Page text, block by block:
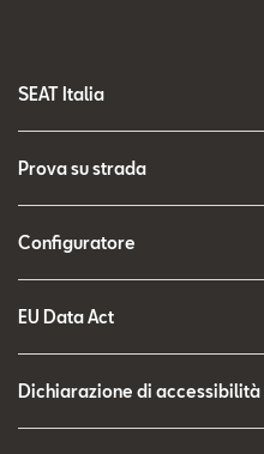
SEAT Italia
Prova su strada
Configuratore
EU Data Act
Dichiarazione di accessibilità